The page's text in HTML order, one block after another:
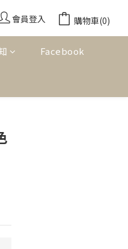
會員登入 購物車(0)
Facebook